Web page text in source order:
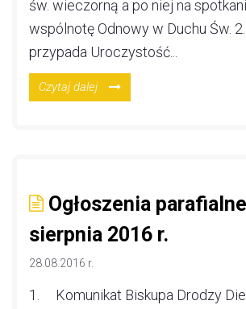
św. wieczorną a po niej na
wspólnotę Odnowy w Duchu Św.
przypada Uroczystość...
Czytaj dalej
Ogłoszenia
sierpnia 2016 r.
28.08.2016 r.
1. Komunikat Biskupa Drodzy